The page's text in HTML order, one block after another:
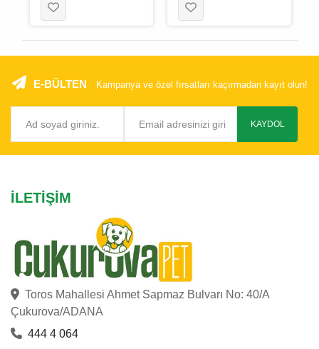
E-BÜLTEN Kampanya ve özel fırsatları kaçırmadan kayıt olun!
KAYDOL
İLETIŞIM
Toros Mahallesi Ahmet Sapmaz Bulvarı No: 40/A
Çukurova/ADANA
444 4 064